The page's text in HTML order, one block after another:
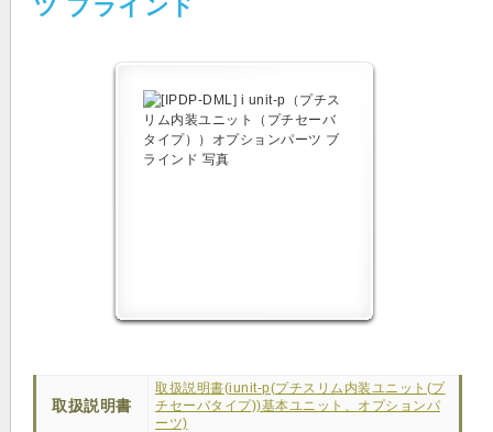
ツ ブラインド
取扱説明書
取扱説明書(iunit-p(プチスリム内装ユニット(プ
チセーバタイプ))基本ユニット、オプションパ
ーツ)